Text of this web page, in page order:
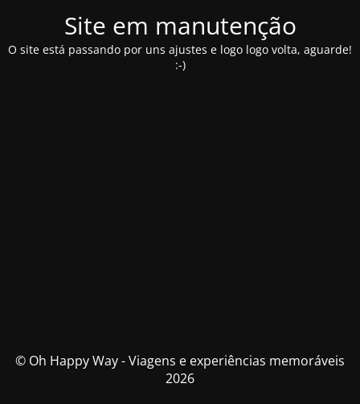
Site em manutenção
O site está passando por uns ajustes e logo logo volta, aguarde!
:-)
© Oh Happy Way - Viagens e experiências memoráveis
2026